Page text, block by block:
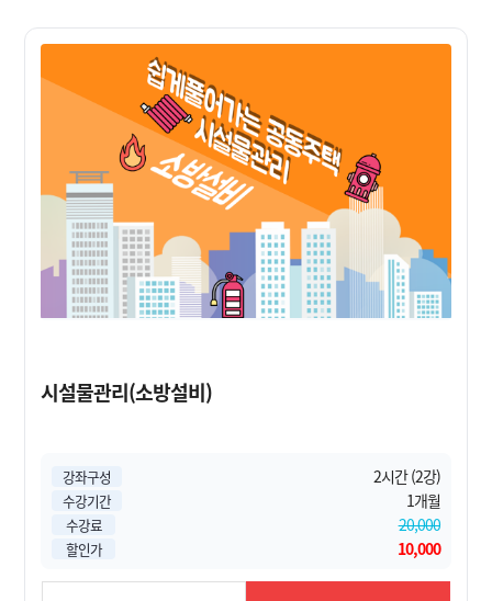
시설물관리(소방설비)
강좌구성 2시간 (2강)
수강기간 1개월
수강료 20,000
할인가 10,000